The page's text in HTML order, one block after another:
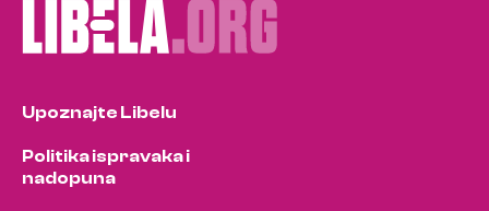
Upoznajte Libelu
Politika ispravaka i
nadopuna